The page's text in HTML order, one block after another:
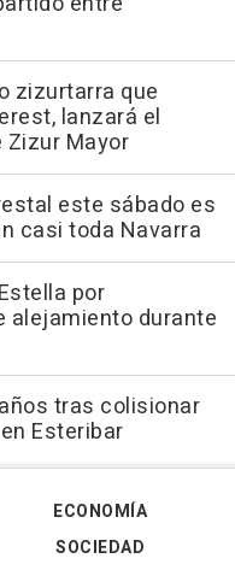
zizurtarra que
lanzará el
Mayor
este sábado es
casi toda Navarra
por
alejamiento durante
tras colisionar
Esteribar
ECONOMÍA
SOCIEDAD